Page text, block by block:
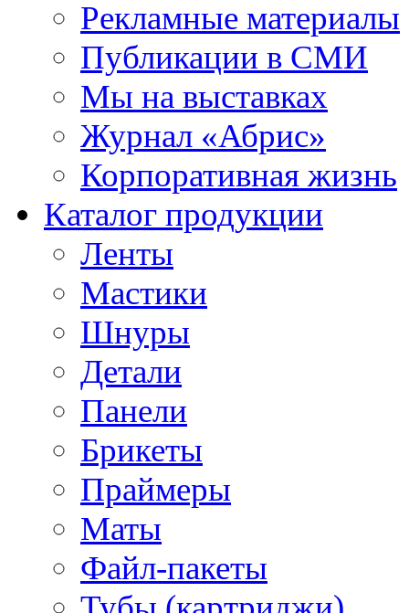
Рекламные материалы
Публикации в СМИ
Мы на выставках
Журнал «Абрис»
Корпоративная жизнь
Каталог продукции
Ленты
Мастики
Шнуры
Детали
Панели
Брикеты
Праймеры
Маты
Файл-пакеты